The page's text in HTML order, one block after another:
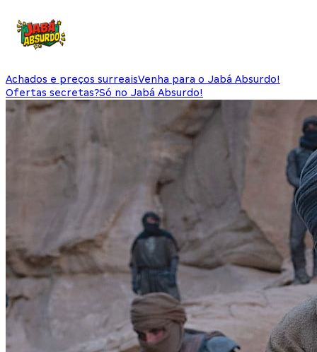
Achados e preços surreaisVenha para o Jabá Absurdo!
Ofertas secretas?Só no Jabá Absurdo!